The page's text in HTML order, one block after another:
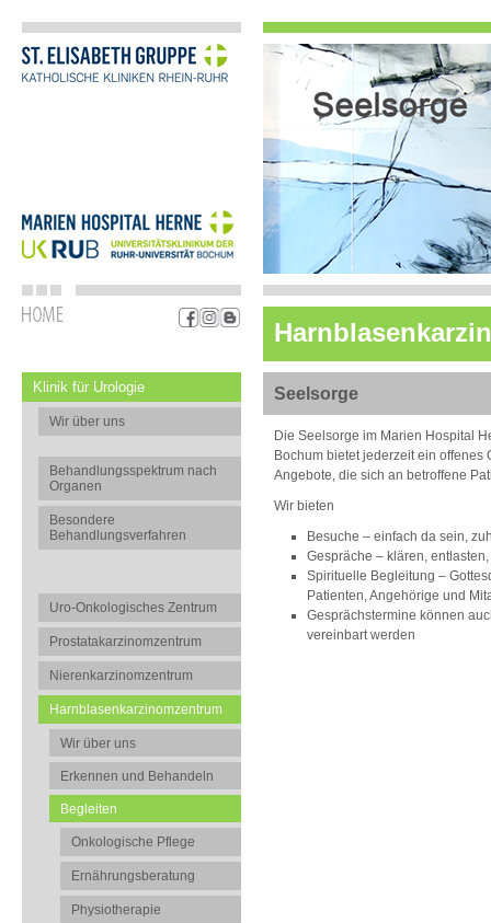
Klinik für Urologie
Wir über uns
Behandlungsspektrum nach
Organen
Besondere
Behandlungsverfahren
Uro-Onkologisches Zentrum
Prostatakarzinomzentrum
Nierenkarzinomzentrum
Harnblasenkarzinomzentrum
Wir über uns
Erkennen und Behandeln
Begleiten
Onkologische Pflege
Ernährungsberatung
Physiotherapie
Seelsorge
Die Seelsorge im Marien Hospital
Bochum bietet jederzeit ein
Angebote, die sich an betroffene
Wir bieten
Besuche – einfach da sein,
Gespräche – klären,
Spirituelle Begleitung –
Patienten, Angehörige und
Gesprächstermine können
vereinbart werden